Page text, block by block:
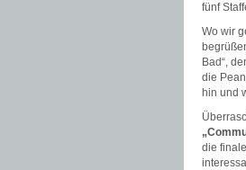
fünf
Wo wir
Bad“,
die
hin und
die